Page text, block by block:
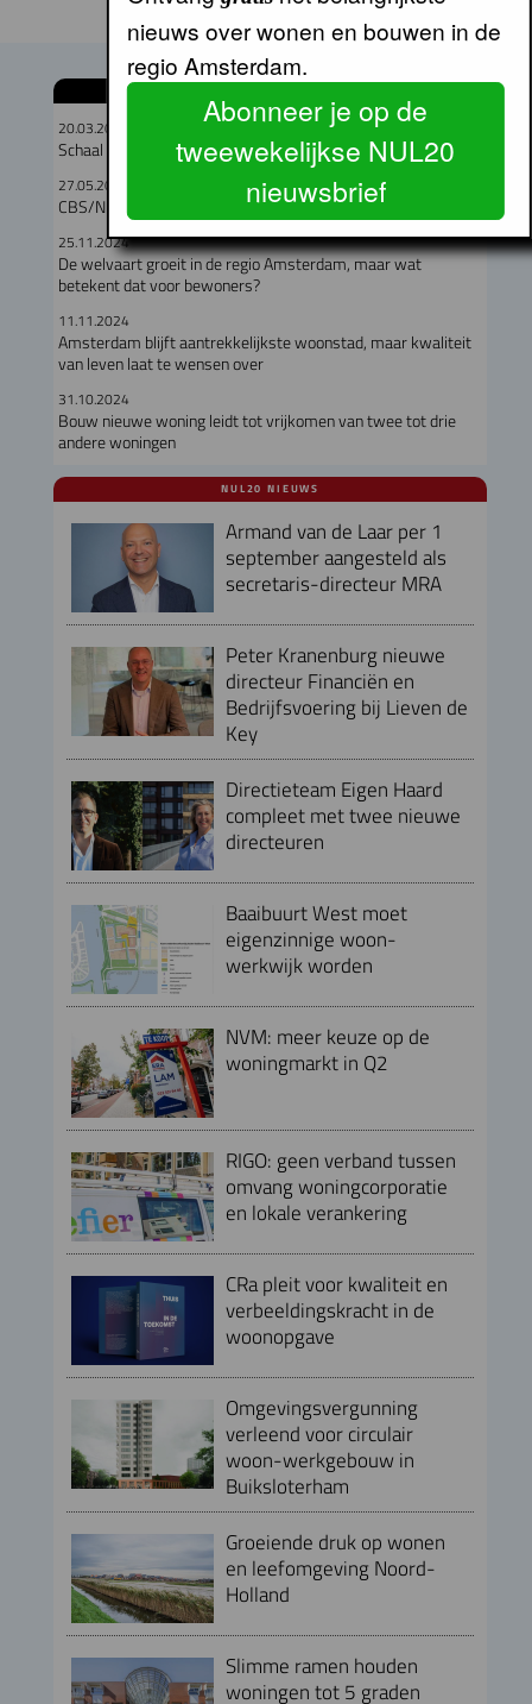
20.03.2026
Schaal geclusterd wonen van invloed op succes
27.05.2025
CBS/NIDI: zonder bezit (duur) koophuis, minder kinderen
25.11.2024
De welvaart groeit in de regio Amsterdam, maar wat
betekent dat voor bewoners?
11.11.2024
Amsterdam blijft aantrekkelijkste woonstad, maar kwaliteit
van leven laat te wensen over
31.10.2024
Bouw nieuwe woning leidt tot vrijkomen van twee tot drie
andere woningen
NUL20 NIEUWS
Armand van de Laar per 1
september aangesteld als
secretaris-directeur MRA
Peter Kranenburg nieuwe
directeur Financiën en
Bedrijfsvoering bij Lieven de
Key
Directieteam Eigen Haard
compleet met twee nieuwe
directeuren
Baaibuurt West moet
eigenzinnige woon-
werkwijk worden
NVM: meer keuze op de
woningmarkt in Q2
RIGO: geen verband tussen
omvang woningcorporatie
en lokale verankering
CRa pleit voor kwaliteit en
verbeeldingskracht in de
woonopgave
Omgevingsvergunning
verleend voor circulair
woon-werkgebouw in
Buiksloterham
Groeiende druk op wonen
en leefomgeving Noord-
Holland
Slimme ramen houden
woningen tot 5 graden
nieuws over wonen en bouwen in de
regio Amsterdam.
Abonneer je op de
tweewekelijkse NUL20
nieuwsbrief